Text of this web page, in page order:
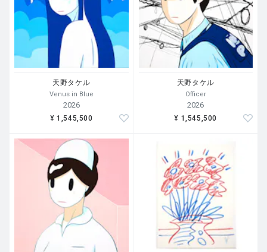
天野タケル
Venus in Blue
2026
¥ 1,545,500
天野タケル
Officer
2026
¥ 1,545,500